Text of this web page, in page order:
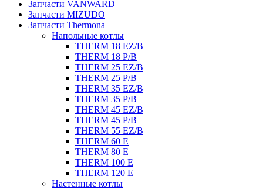
Запчасти VANWARD
Запчасти MIZUDO
Запчасти Thermona
Напольные котлы
THERM 18 EZ/B
THERM 18 P/B
THERM 25 EZ/B
THERM 25 P/B
THERM 35 EZ/B
THERM 35 P/B
THERM 45 EZ/B
THERM 45 P/B
THERM 55 EZ/B
THERM 60 E
THERM 80 E
THERM 100 E
THERM 120 E
Настенные котлы